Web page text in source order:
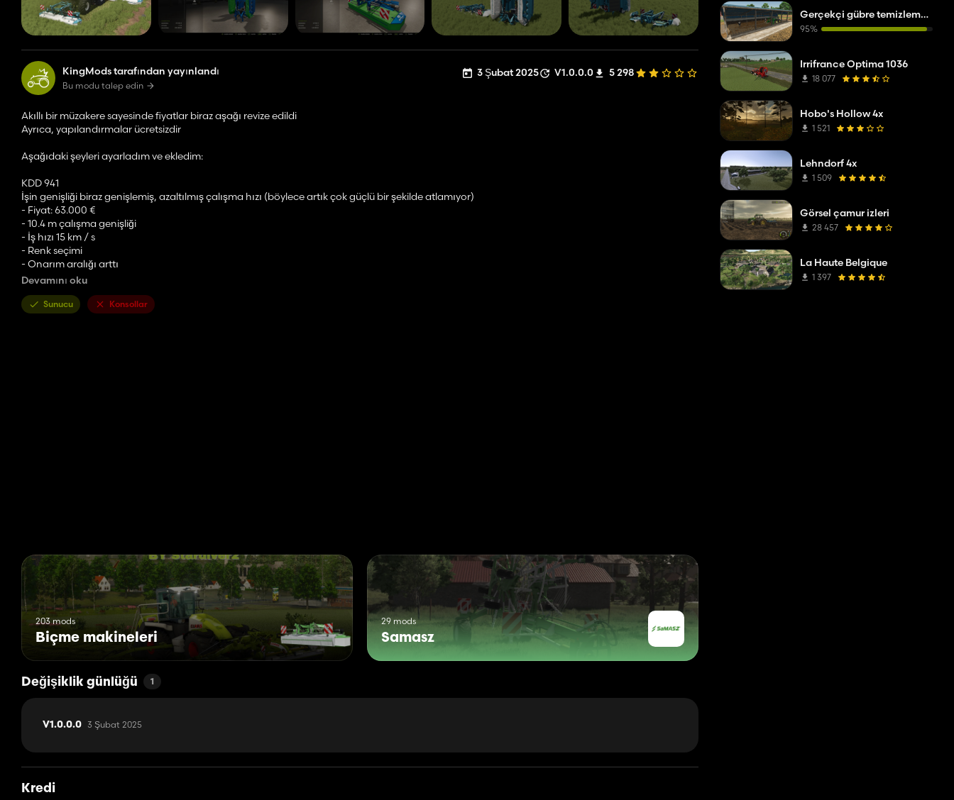
KingMods tarafından yayınlandı
Bu modu talep edin
3 Şubat 2025 V1.0.0.0 5 298
Akıllı bir müzakere sayesinde fiyatlar biraz aşağı revize edildi
Ayrıca, yapılandırmalar ücretsizdir
Aşağıdaki şeyleri ayarladım ve ekledim:
KDD 941
İşin genişliği biraz genişlemiş, azaltılmış çalışma hızı (böylece artık çok güçlü bir şekilde atlamıyor)
- Fiyat: 63.000 €
- 10.4 m çalışma genişliği
- İş hızı 15 km / s
- Renk seçimi
- Onarım aralığı arttı
İşin genişliği biraz genişlemiş, azaltılmış çalışma hızı (böylece artık çok güçlü bir şekilde atlamıyor)
Devamını oku
Sunucu Konsollar
203 mods
Biçme makineleri
29 mods
Samasz
Değişiklik günlüğü 1
V1.0.0.0 3 Şubat 2025
Kredi
Gerçekçi gübre temizleme sistemi
95%
Irrifrance Optima 1036
18 077
Hobo's Hollow 4x
1 521
Lehndorf 4x
1 509
Görsel çamur izleri
28 457
La Haute Belgique
1 397